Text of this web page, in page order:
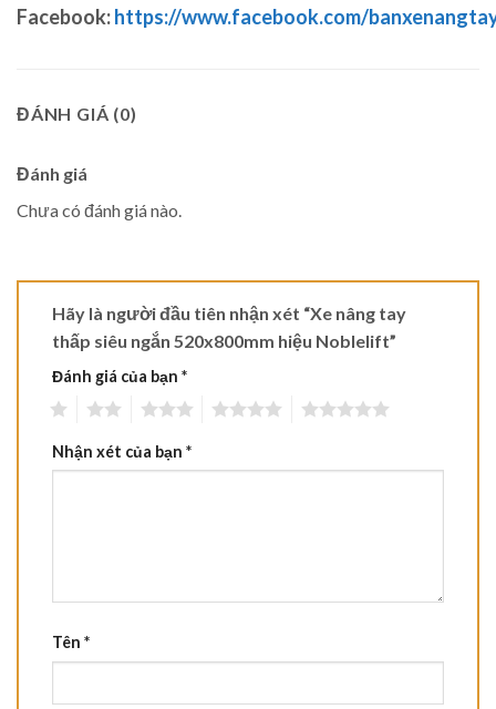
Facebook:https://www.facebook.com/
ĐÁNH GIÁ (0)
Đánh giá
Chưa có đánh giá nào.
Hãy là người đầu tiên nhận xét “Xe nâng tay
thấp siêu ngắn 520x800mm hiệu Noblelift”
Đánh giá của bạn *
Nhận xét của bạn *
Tên *